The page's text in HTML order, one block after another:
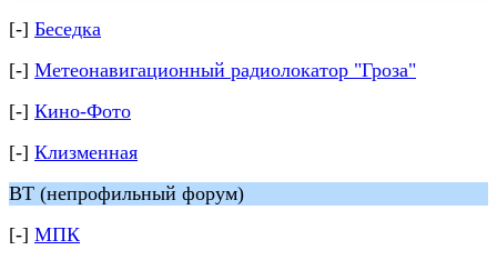
[-] Беседка
[-] Метеонавигационный радиолокатор "Гроза"
[-] Кино-Фото
[-] Клизменная
ВТ (непрофильный форум)
[-] МПК